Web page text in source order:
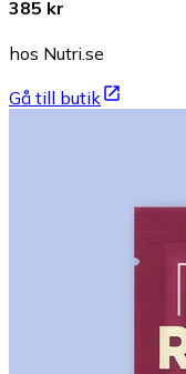
385 kr
hos Nutri.se
Gå till butik